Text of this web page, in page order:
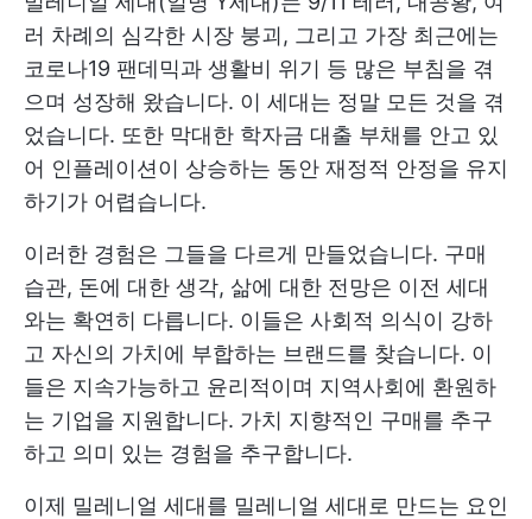
러 차례의 심각한 시장 붕괴, 그리고 가장 최근에는
코로나19 팬데믹과 생활비 위기 등 많은 부침을 겪
으며 성장해 왔습니다. 이 세대는 정말 모든 것을 겪
었습니다. 또한 막대한 학자금 대출 부채를 안고 있
어 인플레이션이 상승하는 동안 재정적 안정을 유지
하기가 어렵습니다.
이러한 경험은 그들을 다르게 만들었습니다. 구매
습관, 돈에 대한 생각, 삶에 대한 전망은 이전 세대
와는 확연히 다릅니다. 이들은 사회적 의식이 강하
고 자신의 가치에 부합하는 브랜드를 찾습니다. 이
들은 지속가능하고 윤리적이며 지역사회에 환원하
는 기업을 지원합니다. 가치 지향적인 구매를 추구
하고 의미 있는 경험을 추구합니다.
이제 밀레니얼 세대를 밀레니얼 세대로 만드는 요인